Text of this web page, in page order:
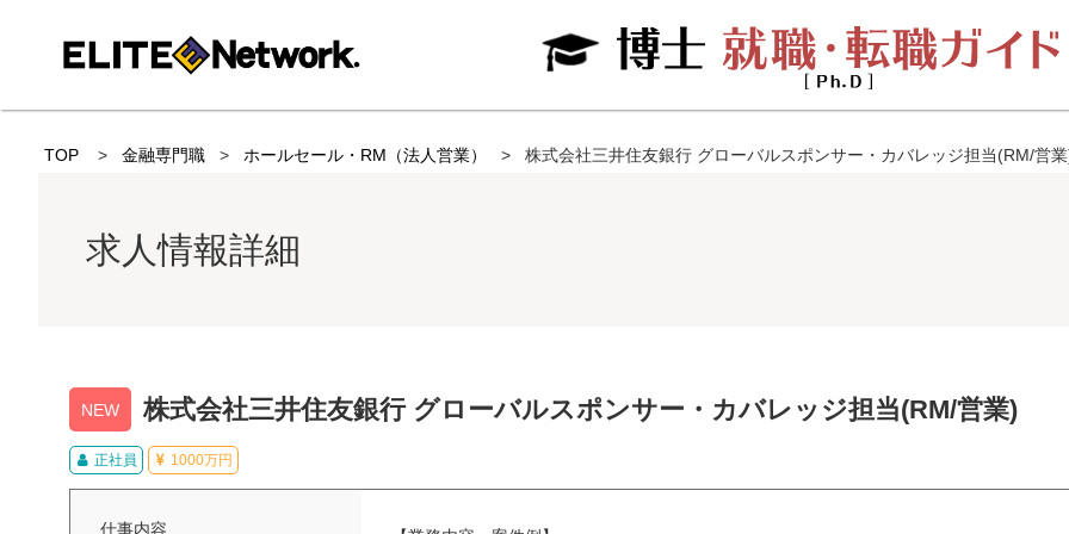
TOP 金融専門職 ホールセール・RM（法人営業） 株式会社三井住友銀行 グローバルスポンサー・カバレッジ担当(RM/営
求人情報詳細
NEW 株式会社三井住友銀行 グローバルスポンサー・カバレッジ担当(RM/営業)
正社員 1000万円
仕事内容